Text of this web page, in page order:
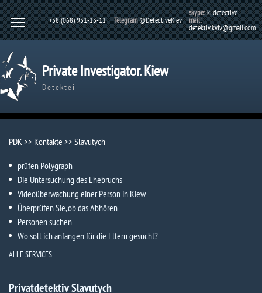
+38 (068) 931-13-11 Telegram@DetectiveKiev
skype:ki.detective
mail:
detektiv.kyiv@gmail.com
Private Investigator. Kiew
Detektei
PDK>> Kontakte >> Slavutych
prüfen Polygraph
Die Untersuchung des Ehebruchs
Videoüberwachung einer Person in Kiew
Überprüfen Sie, ob das Abhören
Personen suchen
Wo soll ich anfangen für die Eltern gesucht?
ALLE SERVICES
Privatdetektiv Slavutych